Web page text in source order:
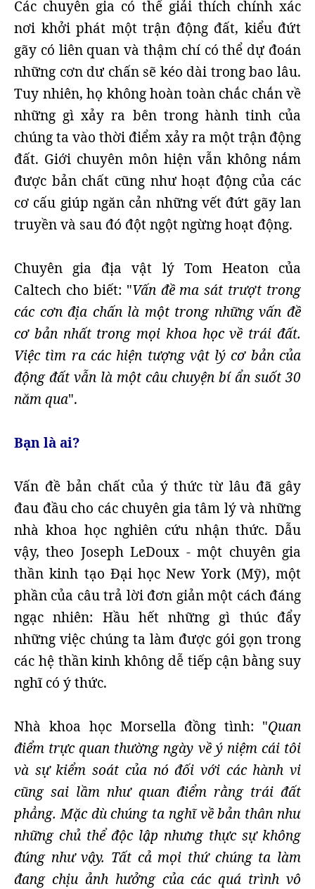
Các chuyên gia có thể giải thích chính xác
nơi khởi phát một trận động đất, kiểu đứt
gãy có liên quan và thậm chí có thể dự đoán
những cơn dư chấn sẽ kéo dài trong bao lâu.
Tuy nhiên, họ không hoàn toàn chắc chắn về
những gì xảy ra bên trong hành tinh của
chúng ta vào thời điểm xảy ra một trận động
đất. Giới chuyên môn hiện vẫn không nắm
được bản chất cũng như hoạt động của các
cơ cấu giúp ngăn cản những vết đứt gãy lan
truyền và sau đó đột ngột ngừng hoạt động.
Chuyên gia địa vật lý Tom Heaton của
Caltech cho biết: "Vấn đề ma sát trượt trong
các cơn địa chấn là một trong những vấn đề
cơ bản nhất trong mọi khoa học về trái đất.
Việc tìm ra các hiện tượng vật lý cơ bản của
động đất vẫn là một câu chuyện bí ẩn suốt 30
năm qua".
Bạn là ai?
Vấn đề bản chất của ý thức từ lâu đã gây
đau đầu cho các chuyên gia tâm lý và những
nhà khoa học nghiên cứu nhận thức. Dẫu
vậy, theo Joseph LeDoux - một chuyên gia
thần kinh tạo Đại học New York (Mỹ), một
phần của câu trả lời đơn giản một cách đáng
ngạc nhiên: Hầu hết những gì thúc đẩy
những việc chúng ta làm được gói gọn trong
các hệ thần kinh không dễ tiếp cận bằng suy
nghĩ có ý thức.
Nhà khoa học Morsella đồng tình: "Quan
điểm trực quan thường ngày về ý niệm cái tôi
và sự kiểm soát của nó đối với các hành vi
cũng sai lầm như quan điểm rằng trái đất
phẳng. Mặc dù chúng ta nghĩ về bản thân như
những chủ thể độc lập nhưng thực sự không
đúng như vậy. Tất cả mọi thứ chúng ta làm
đang chịu ảnh hưởng của các quá trình vô